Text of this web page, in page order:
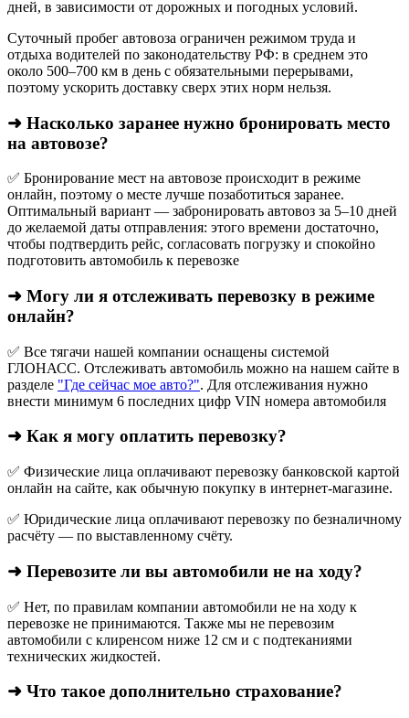
дней, в зависимости от дорожных и погодных условий.
Суточный пробег автовоза ограничен режимом труда и
отдыха водителей по законодательству РФ: в среднем это
около 500–700 км в день с обязательными перерывами,
поэтому ускорить доставку сверх этих норм нельзя.
➜ Насколько заранее нужно бронировать место
на автовозе?
✅ Бронирование мест на автовозе происходит в режиме
онлайн, поэтому о месте лучше позаботиться заранее.
Оптимальный вариант — забронировать автовоз за 5–10 дней
до желаемой даты отправления: этого времени достаточно,
чтобы подтвердить рейс, согласовать погрузку и спокойно
подготовить автомобиль к перевозке
➜ Могу ли я отслеживать перевозку в режиме
онлайн?
✅ Все тягачи нашей компании оснащены системой
ГЛОНАСС. Отслеживать автомобиль можно на нашем сайте в
разделе "Где сейчас мое авто?". Для отслеживания нужно
внести минимум 6 последних цифр VIN номера автомобиля
➜ Как я могу оплатить перевозку?
✅ Физические лица оплачивают перевозку банковской картой
онлайн на сайте, как обычную покупку в интернет‑магазине.
✅ Юридические лица оплачивают перевозку по безналичному
расчёту — по выставленному счёту.
➜ Перевозите ли вы автомобили не на ходу?
✅ Нет, по правилам компании автомобили не на ходу к
перевозке не принимаются. Также мы не перевозим
автомобили с клиренсом ниже 12 см и с подтеканиями
технических жидкостей.
➜ Что такое дополнительно страхование?